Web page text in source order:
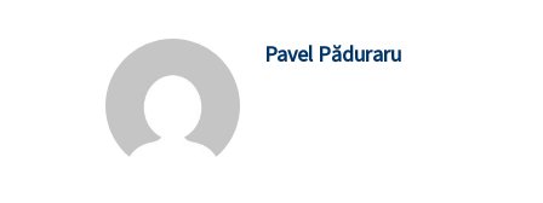
Pavel Păduraru